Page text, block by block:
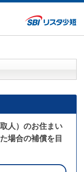
人）のお住まい
場合の補償を目